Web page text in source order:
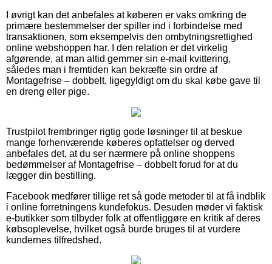
I øvrigt kan det anbefales at køberen er vaks omkring de
primære bestemmelser der spiller ind i forbindelse med
transaktionen, som eksempelvis den ombytningsrettighed
online webshoppen har. I den relation er det virkelig
afgørende, at man altid gemmer sin e-mail kvittering,
således man i fremtiden kan bekræfte sin ordre af
Montagefrise – dobbelt, ligegyldigt om du skal købe gave til
en dreng eller pige.
Trustpilot frembringer rigtig gode løsninger til at beskue
mange forhenværende køberes opfattelser og derved
anbefales det, at du ser nærmere på online shoppens
bedømmelser af Montagefrise – dobbelt forud for at du
lægger din bestilling.
Facebook medfører tillige ret så gode metoder til at få indblik
i online forretningens kundefokus. Desuden møder vi faktisk
e-butikker som tilbyder folk at offentliggøre en kritik af deres
købsoplevelse, hvilket også burde bruges til at vurdere
kundernes tilfredshed.